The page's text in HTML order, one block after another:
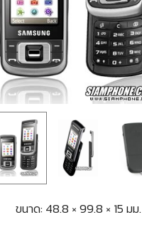
ขนาด: 48.8 × 99.8 × 15 มม.